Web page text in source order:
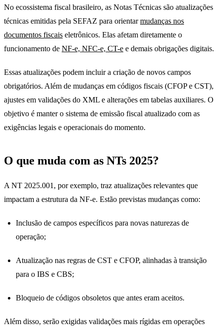
No ecossistema fiscal brasileiro, as Notas Técnicas são atualizações
técnicas emitidas pela SEFAZ para orientarmudanças nos
documentos fiscais eletrônicos. Elas afetam diretamente o
funcionamento de NF-e, NFC-e, CT-e e demais obrigações digitais.
Essas atualizações podem incluir a criação de novos campos
obrigatórios. Além de mudanças em códigos fiscais (CFOP e CST),
ajustes em validações do XML e alterações em tabelas auxiliares. O
objetivo é manter o sistema de emissão fiscal atualizado com as
exigências legais e operacionais do momento.
O que muda com as NTs 2025?
A NT 2025.001, por exemplo, traz atualizações relevantes que
impactam a estrutura da NF-e. Estão previstas mudanças como:
Inclusão de campos específicos para novas naturezas de
operação;
Atualização nas regras de CST e CFOP, alinhadas à transição
para o IBS e CBS;
Bloqueio de códigos obsoletos que antes eram aceitos.
Além disso, serão exigidas validações mais rígidas em operações